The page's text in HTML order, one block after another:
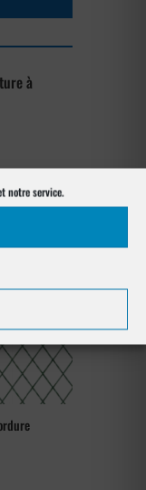
notre service.
à